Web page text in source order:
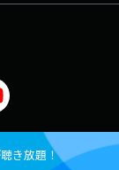
き放題！